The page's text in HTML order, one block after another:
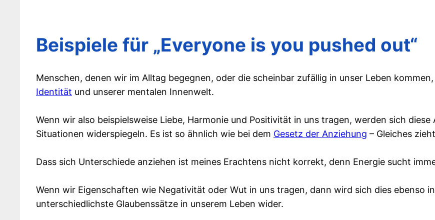
Beispiele für „Everyone is you pushed out“
Menschen, denen wir im Alltag begegnen, oder die scheinbar zufällig in unser Leben
Identität und unserer mentalen Innenwelt.
Wenn wir also beispielsweise Liebe, Harmonie und Positivität in uns tragen, werden sich
Situationen widerspiegeln. Es ist so ähnlich wie bei dem Gesetz der Anziehung – Gleiches
Dass sich Unterschiede anziehen ist meines Erachtens nicht korrekt, denn Energie sucht
Wenn wir Eigenschaften wie Negativität oder Wut in uns tragen, dann wird sich dies ebenso
unterschiedlichste Glaubenssätze in unserem Leben wider.